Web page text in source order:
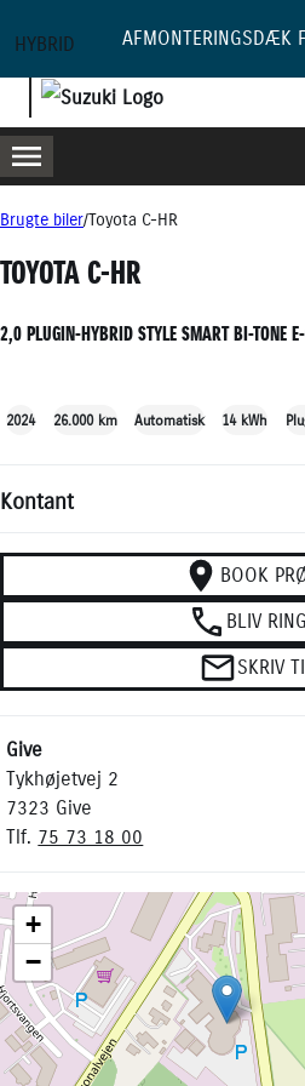
AFMONTERINGSDÆK
MENU
Brugte biler Toyota C-HR
TOYOTA C-HR
2,0 PLUGIN-HYBRID STYLE SMART BI-TONE
HYBRID
2024 26.000 km Automatisk 14 kWh
Kontant
BOOK
BLIV
SKRIV
Give
Tykhøjetvej 2
7323 Give
Tlf. 75 73 18 00